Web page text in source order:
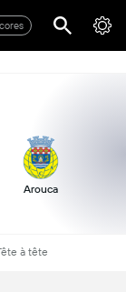
Arouca
à tête